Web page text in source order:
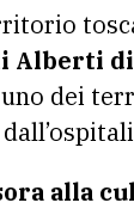
Alberti
dei
alla